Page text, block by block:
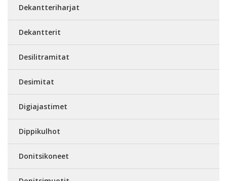
Dekantteriharjat
Dekantterit
Desilitramitat
Desimitat
Digiajastimet
Dippikulhot
Donitsikoneet